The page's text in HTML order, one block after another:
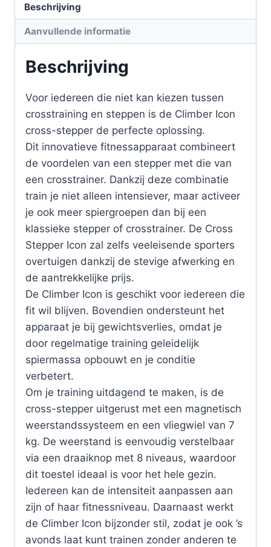
Beschrijving
Aanvullende informatie
Beschrijving
Voor iedereen die niet kan kiezen tussen
crosstraining en steppen is de Climber Icon
cross-stepper de perfecte oplossing.
Dit innovatieve fitnessapparaat combineert
de voordelen van een stepper met die van
een crosstrainer. Dankzij deze combinatie
train je niet alleen intensiever, maar activeer
je ook meer spiergroepen dan bij een
klassieke stepper of crosstrainer. De Cross
Stepper Icon zal zelfs veeleisende sporters
overtuigen dankzij de stevige afwerking en
de aantrekkelijke prijs.
De Climber Icon is geschikt voor iedereen die
fit wil blijven. Bovendien ondersteunt het
apparaat je bij gewichtsverlies, omdat je
door regelmatige training geleidelijk
spiermassa opbouwt en je conditie
verbetert.
Om je training uitdagend te maken, is de
cross-stepper uitgerust met een magnetisch
weerstandssysteem en een vliegwiel van 7
kg. De weerstand is eenvoudig verstelbaar
via een draaiknop met 8 niveaus, waardoor
dit toestel ideaal is voor het hele gezin.
Iedereen kan de intensiteit aanpassen aan
zijn of haar fitnessniveau. Daarnaast werkt
de Climber Icon bijzonder stil, zodat je ook ’s
avonds laat kunt trainen zonder anderen te